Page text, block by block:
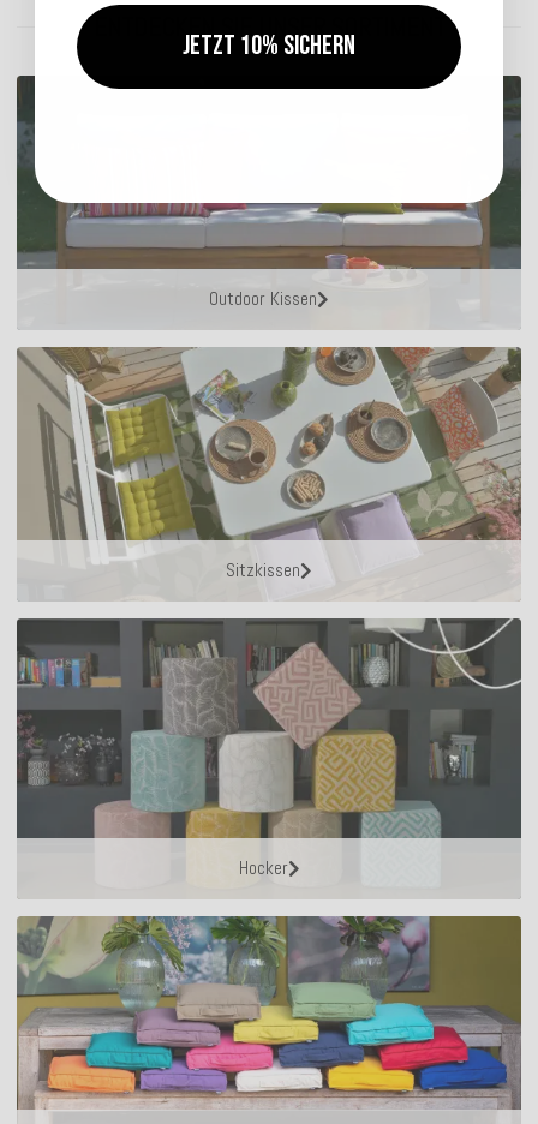
ENTDECKEN SIE UNSER SORTIMENT
Outdoor Kissen
Sitzkissen
Hocker
Jetzt 10% sichern